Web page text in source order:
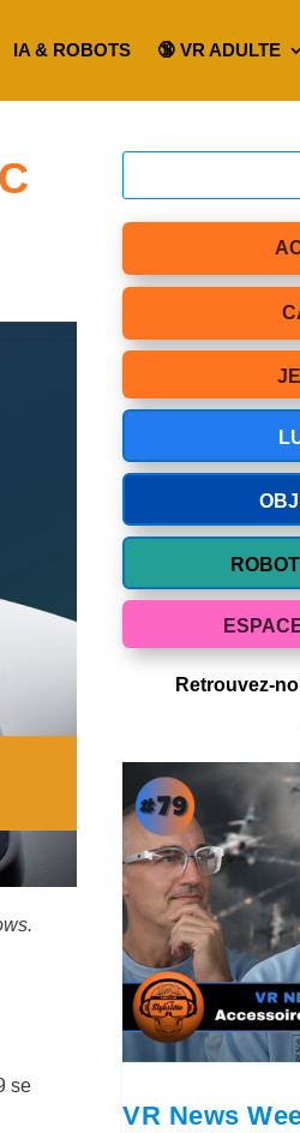
IA & ROBOTS 🔞 VR ADULTE
se
Retrouvez-
VR News